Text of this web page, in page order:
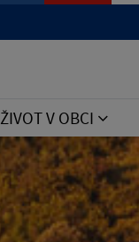
ŽIVOT V OBCI